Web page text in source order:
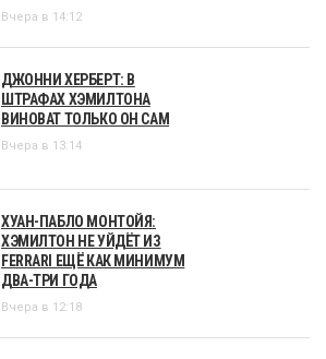
Вчера в 14:12
ДЖОННИ ХЕРБЕРТ: В
ШТРАФАХ ХЭМИЛТОНА
ВИНОВАТ ТОЛЬКО ОН САМ
Вчера в 13:14
ХУАН-ПАБЛО МОНТОЙЯ:
ХЭМИЛТОН НЕ УЙДЁТ ИЗ
FERRARI ЕЩЁ КАК МИНИМУМ
ДВА-ТРИ ГОДА
Вчера в 12:18